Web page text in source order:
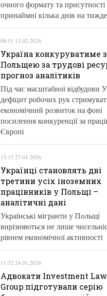
очного формату та присутності
принаймні кілька днів на
08:51 13.02.2026
Україна конкуруватиме з
Польщею за трудові
прогноз аналітиків
Під час масштабної відбудови
дефіцит робочих рук
економічний розвиток на фоні
посилення конкуренції за
Європі
15:15 27.01.2026
Українці становлять дві
третини усіх іноземних
працівників у Польщі –
аналітичні дані
Українські мігранти у Польщі
вирізняються не лише
рівнем економічної активності
11:32 24.01.2026
Адвокати Investment
Group підготували серію